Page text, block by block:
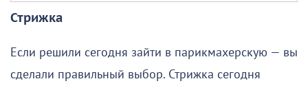
Стрижка
Если решили сегодня зайти в парикмахерскую — вы
сделали правильный выбор. Стрижка сегодня